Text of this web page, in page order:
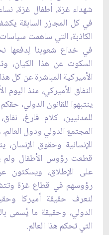
شهداء غزة، أطفال غزة،
في كل المجازر السابقة
الكاذبة، التي ساهمت
في خداع شعوبنا ‏لِدفعها
السكوت عن هذا الكيان،
الأميركية ‏المباشرة عن كل
النفاق الأميركي، منذ
ينتبهوا للقانون الدولي،
للمدنيين، كلام فارغ،
المجتمع الدولي ودول
الإنسانية ‏وحقوق
قطعت رؤوس الأطفال ولم
‏على الإطلاق، ويسكتون
رؤوسهم في قطاع غزة
لنعرف حقيقة أميركا
الدولي، وحقيقة ما يُسمى
التي تحكم هذا العالم.